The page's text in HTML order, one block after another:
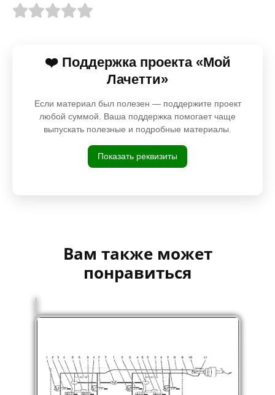
❤️ Поддержка проекта «Мой
Лачетти»
Если материал был полезен — поддержите проект
любой суммой. Ваша поддержка помогает чаще
выпускать полезные и подробные материалы.
Показать реквизиты
Вам также может
понравиться